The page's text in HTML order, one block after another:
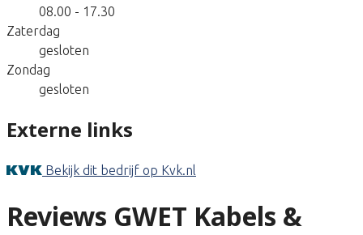
08.00 - 17.30
Zaterdag
gesloten
Zondag
gesloten
Externe links
Bekijk dit bedrijf op Kvk.nl
Reviews GWET Kabels &